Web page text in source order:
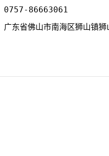
0757-86663061
广东省佛山市南海区狮山镇